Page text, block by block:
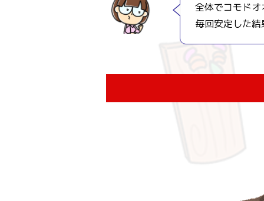
全体でコモド
毎回安定した